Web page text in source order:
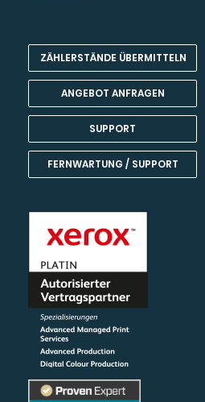
ZÄHLERSTÄNDE ÜBERMITTELN
ANGEBOT ANFRAGEN
SUPPORT
FERNWARTUNG / SUPPORT